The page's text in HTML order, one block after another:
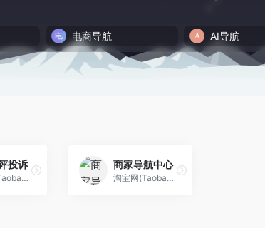
电商导航 AI导航
投诉
淘宝网(Taobao.com)作为专业的购物网站拥有全球时尚前沿的消费者购物集市,100%认证网上商城及超值二手商品区，同时购物安全，产品丰富，应有尽有,任你选购,让你尽享网上在线购物乐趣！
商家导航中心
淘宝网(Taobao.com)作为专业的购物网站拥有全球时尚前沿的消费者购物集市,100%认证网上商城及超值二手商品区，同时购物安全，产品丰富，应有尽有,任你选购,让你尽享网上在线购物乐趣！